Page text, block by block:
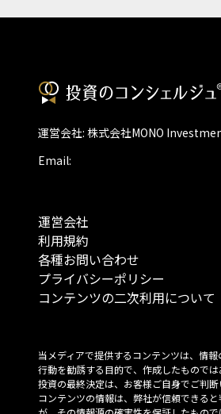
運営会社: 株式会社MONO
Email:
運営会社
利用規約
各種お問い合わせ
プライバシーポリシー
コンテンツの二次利用について
当メディアで提供するコンテンツは、情
行動を勧誘する目的で、作成したもので
投資の最終決定は、お客様ご自身でご判
コンテンツの情報は、弊社が信頼できる